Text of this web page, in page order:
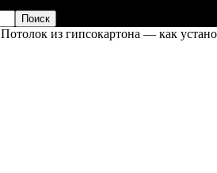
Потолок из гипсокартона — как